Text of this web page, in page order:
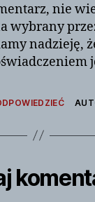
nie
wybrany
nadzieję,